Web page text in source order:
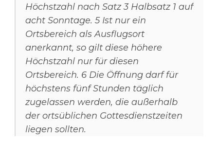
Höchstzahl nach Satz 3 Halbsatz 1 auf
acht Sonntage. 5 Ist nur ein
Ortsbereich als Ausflugsort
anerkannt, so gilt diese höhere
Höchstzahl nur für diesen
Ortsbereich. 6 Die Öffnung darf für
höchstens fünf Stunden täglich
zugelassen werden, die außerhalb
der ortsüblichen Gottesdienstzeiten
liegen sollten.